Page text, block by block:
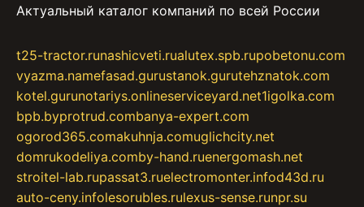
Актуальный каталог компаний по всей России
t25-tractor.runashicveti.rualutex.spb.rupobetonu.com
vyazma.namefasad.gurustanok.gurutehznatok.com
kotel.gurunotariys.onlineserviceyard.net1igolka.com
bpb.byprotrud.combanya-expert.com
ogorod365.comakuhnja.comuglichcity.net
domrukodeliya.comby-hand.ruenergomash.net
stroitel-lab.rupassat3.ruelectromonter.infod43d.ru
auto-ceny.infolesorubles.rulexus-sense.runpr.su